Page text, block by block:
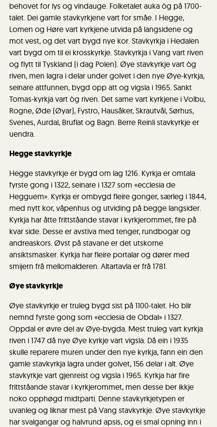
behovet for lys og vindauge. Folketalet auka òg på 1700-
talet. Dei gamle stavkyrkjene vart for småe. I Hegge,
Lomen og Høre vart kyrkjene utvida på langsidene og
mot vest, og det vart bygd nye kor. Stavkyrkja i Hedalen
vart bygd om til ei krosskyrkje. Stavkyrkja i Vang vart riven
og flytt til Tyskland (i dag Polen). Øye stavkyrkje vart òg
riven, men lagra i delar under golvet i den nye Øye-kyrkja,
seinare attfunnen, bygd opp att og vigsla i 1965. Sankt
Tomas-kyrkja vart òg riven. Det same vart kyrkjene i Volbu,
Rogne, Øde (Øyar), Fystro, Hausåker, Skrautvål, Sørhus,
Svenes, Aurdal, Bruflat og Bagn. Berre Reinli stavkyrkje er
uendra.
Hegge stavkyrkje
Hegge stavkyrkje er bygd om lag 1216. Kyrkja er omtala
fyrste gong i 1322, seinare i 1327 som «ecclesia de
Hegguem». Kyrkja er ombygd fleire gonger, særleg i 1844,
med nytt kor, våpenhus og utviding på begge langsider.
Kyrkja har åtte frittståande stavar i kyrkjerommet, fire på
kvar side. Desse er avstiva med tenger, rundbogar og
andreaskors. Øvst på stavane er det utskorne
ansiktsmasker. Kyrkja har fleire portalar og dører med
smijern frå mellomalderen. Altartavla er frå 1781.
Øye stavkyrkje
Øye stavkyrkje er truleg bygd sist på 1100-talet. Ho blir
nemnd fyrste gong som «ecclesia de Obdal» i 1327.
Oppdal er øvre del av Øye-bygda. Mest truleg vart kyrkja
riven i 1747 då nye Øye kyrkje vart vigsla. Då ein i 1935
skulle reparere muren under den nye kyrkja, fann ein den
gamle stavkyrkja lagra under golvet, 156 delar i alt. Øye
stavkyrkje vart gjenreist og vigsla i 1965. Kyrkja har fire
frittståande stavar i kyrkjerommet, men desse ber ikkje
noko opphøgd midtparti. Denne stavkyrkjetypen er
uvanleg og liknar mest på Vang stavkyrkje. Øye stavkyrkje
har svalgangar og halvrund apsis, og ei smal opning inn i